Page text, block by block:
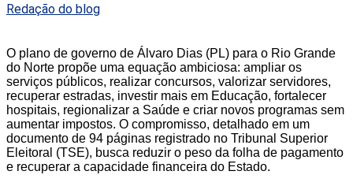
Redação do blog
O plano de governo de Álvaro Dias (PL) para o Rio Grande
do Norte propõe uma equação ambiciosa: ampliar os
serviços públicos, realizar concursos, valorizar servidores,
recuperar estradas, investir mais em Educação, fortalecer
hospitais, regionalizar a Saúde e criar novos programas sem
aumentar impostos. O compromisso, detalhado em um
documento de 94 páginas registrado no Tribunal Superior
Eleitoral (TSE), busca reduzir o peso da folha de pagamento
e recuperar a capacidade financeira do Estado.